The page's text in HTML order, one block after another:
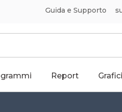
Guida e Supporto
Report Grafici